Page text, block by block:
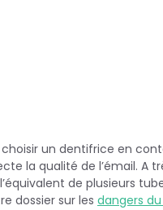
un dentifrice en
la qualité de l’émail. A
de plusieurs
dossier sur les dangers